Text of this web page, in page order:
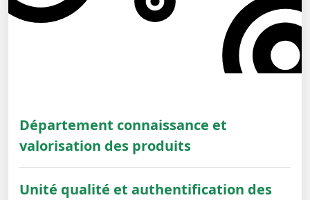
Département connaissance et
valorisation des produits
Unité qualité et authentification des